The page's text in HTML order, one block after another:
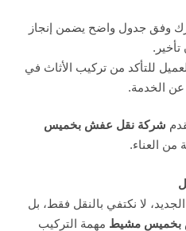
وفق جدول واضح يضمن إنجاز
للتأكد من تركيب الأثاث في
عن الخدمة.
شركة نقل عفش بخميس
من العناء.
لا نكتفي بالنقل فقط، بل
بخميس مشيط مهمة التركيب